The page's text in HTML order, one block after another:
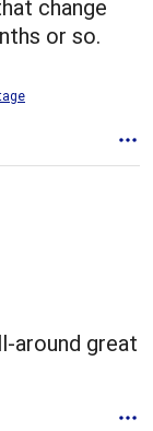
change
or so.
around great